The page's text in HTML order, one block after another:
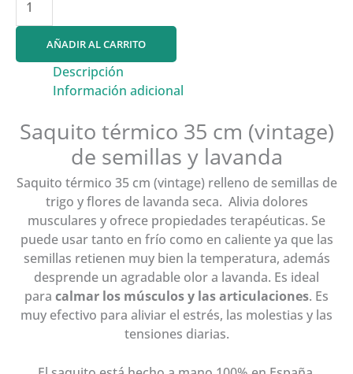
TÉRMICO
35
(vintage)
cantidad
AÑADIR AL CARRITO
Descripción
Información adicional
Saquito térmico 35 cm (vintage)
de semillas y lavanda
Saquito térmico 35 cm (vintage) relleno de semillas de
trigo y flores de lavanda seca. Alivia dolores
musculares y ofrece propiedades terapéuticas. Se
puede usar tanto en frío como en caliente ya que las
semillas retienen muy bien la temperatura, además
desprende un agradable olor a lavanda. Es ideal
para calmar los músculos y las articulaciones. Es
muy efectivo para aliviar el estrés, las molestias y las
tensiones diarias.